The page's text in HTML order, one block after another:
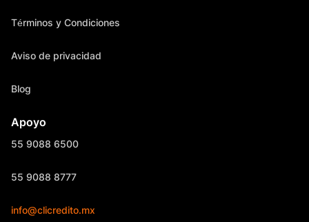
Términos y Condiciones
Aviso de privacidad
Blog
Apoyo
55 9088 6500
55 9088 8777
info@clicredito.mx